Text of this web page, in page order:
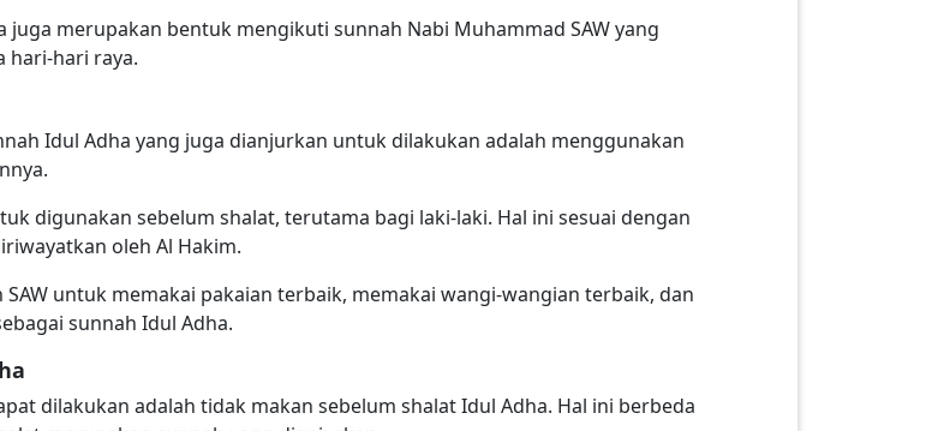
merupakan bentuk mengikuti sunnah Nabi Muhammad SAW yang
hari-hari raya.
Idul Adha yang juga dianjurkan untuk dilakukan adalah menggunakan
digunakan sebelum shalat, terutama bagi laki-laki. Hal ini sesuai dengan
oleh Al Hakim.
untuk memakai pakaian terbaik, memakai wangi-wangian terbaik, dan
sunnah Idul Adha.
dilakukan adalah tidak makan sebelum shalat Idul Adha. Hal ini berbeda